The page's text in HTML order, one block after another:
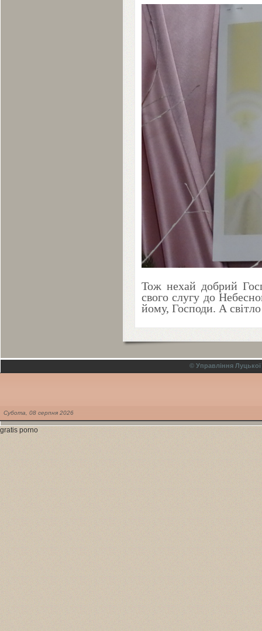
Тож нехай добрий
свого слугу до
йому, Господи. А
© Управління Луцької
Субота, 08 серпня 2026
gratis porno